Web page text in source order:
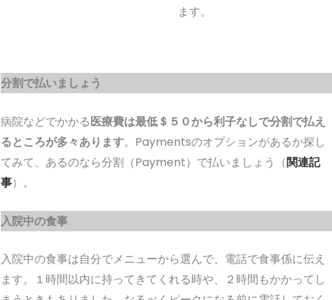
ます。
分割で払いましょう
病院などでかかる医療費は最低＄５０から利子なしで分割で払え
るところが多々あります。Paymentsのオプションがあるか探し
てみて、あるのなら分割（Payment）で払いましょう（関連記
事）。
入院中の食事
入院中の食事は自分でメニューから選んで、電話で食事係に伝え
ます。１時間以内に持ってきてくれる時や、２時間もかかってし